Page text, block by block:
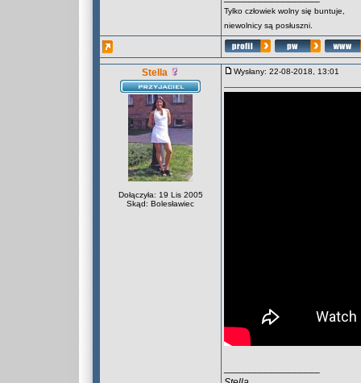
Tylko człowiek wolny się buntuje,
niewolnicy są posłuszni.
Stella
Dołączyła: 19 Lis 2005
Skąd: Bolesławiec
Wysłany: 22-08-2018, 13:01